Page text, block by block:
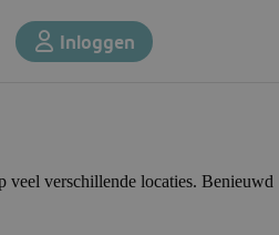
Inloggen
veel verschillende locaties. Benieuwd